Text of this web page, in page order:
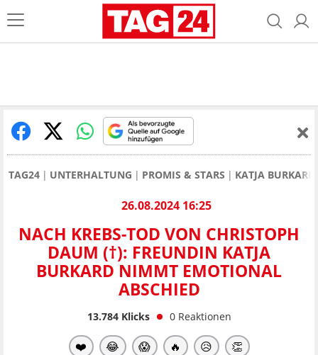
TAG24 UNTERHALTUNG PROMIS & STARS KATJA BURKARD
26.08.2024 16:25
NACH KREBS-TOD VON CHRISTOPH
DAUM (†): FREUNDIN KATJA
BURKARD NIMMT EMOTIONAL
ABSCHIED
13.784Klicks 0 Reaktionen
❤️ 😂 😱 🔥 😥 👏